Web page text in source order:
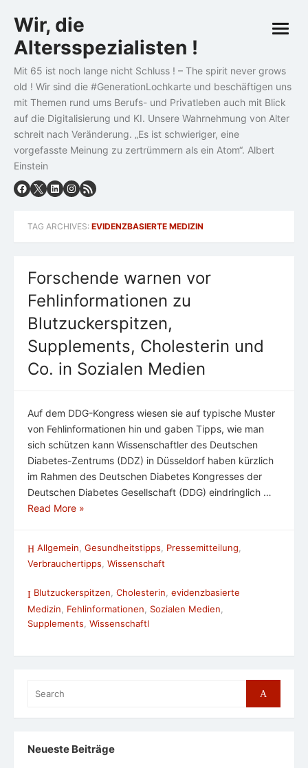
to
content
Wir, die
Altersspezialisten !
Mit 65 ist noch lange nicht Schluss ! – The spirit never grows
old ! Wir sind die #GenerationLochkarte und beschäftigen uns
mit Themen rund ums Berufs- und Privatleben auch mit Blick
auf die Digitalisierung und KI. Unsere Wahrnehmung von Alter
schreit nach Veränderung. „Es ist schwieriger, eine
vorgefasste Meinung zu zertrümmern als ein Atom“. Albert
Einstein
open
TAG ARCHIVES: EVIDENZBASIERTE MEDIZIN
Forschende warnen vor
Fehlinformationen zu
Blutzuckerspitzen,
Supplements, Cholesterin und
Co. in Sozialen Medien
Auf dem DDG-Kongress wiesen sie auf typische Muster
von Fehlinformationen hin und gaben Tipps, wie man
sich schützen kann Wissenschaftler des Deutschen
Diabetes-Zentrums (DDZ) in Düsseldorf haben kürzlich
im Rahmen des Deutschen Diabetes Kongresses der
Deutschen Diabetes Gesellschaft (DDG) eindringlich …
Read More »
Allgemein Gesundheitstipps Pressemitteilung
Verbrauchertipps, Wissenschaft
Blutzuckerspitzen, Cholesterin, evidenzbasierte
Medizin
Fehlinformationen Sozialen Medien
Supplements Wissenschaftl
for:
Search
Neueste Beiträge